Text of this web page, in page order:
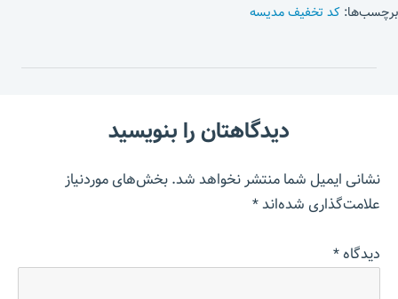
برچسب‌ها: کد تخفیف مدیسه
دیدگاهتان را بنویسید
نشانی ایمیل شما منتشر نخواهد شد.بخش‌های موردنیاز
علامت‌گذاری شده‌اند*
دیدگاه*